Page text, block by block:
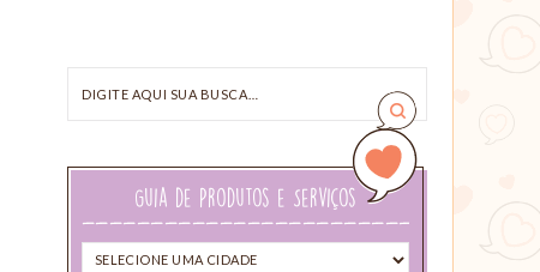
aqui
Guia de Produtos e Serviços
Selecione